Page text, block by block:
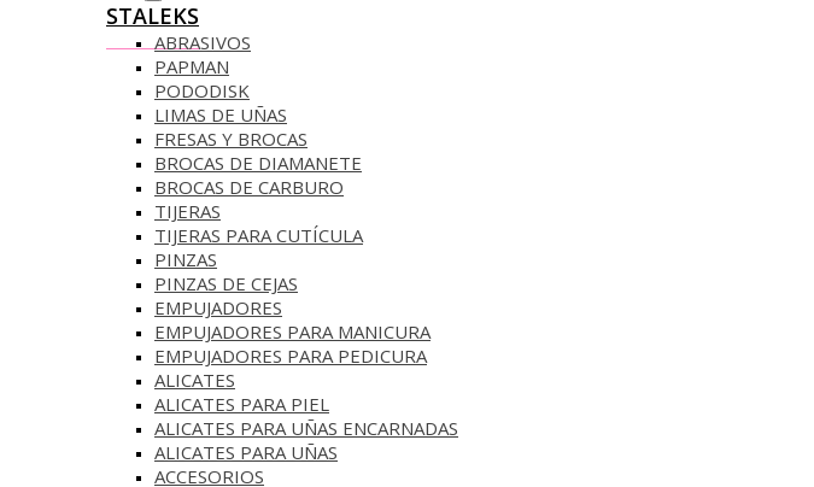
STALEKS
ABRASIVOS
PAPMAN
PODODISK
LIMAS DE UÑAS
FRESAS Y BROCAS
BROCAS DE DIAMANETE
BROCAS DE CARBURO
TIJERAS
TIJERAS PARA CUTÍCULA
PINZAS
PINZAS DE CEJAS
EMPUJADORES
EMPUJADORES PARA MANICURA
EMPUJADORES PARA PEDICURA
ALICATES
ALICATES PARA PIEL
ALICATES PARA UÑAS ENCARNADAS
ALICATES PARA UÑAS
ACCESORIOS